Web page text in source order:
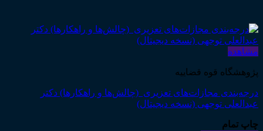
مشاهده
پژوهشگاه قوه قضاییه
درجه‌بندی مجازات‌های تعزیری (چالش‌ها و راهکارها) دکتر
عبدالعلی توجهی (نسخه دیجیتال)
چاپ تمام